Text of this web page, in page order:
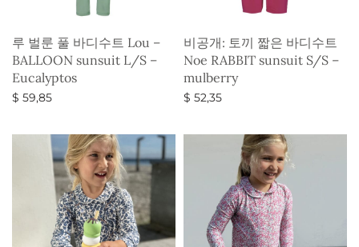
루 벌룬 풀 바디수트 Lou –
BALLOON sunsuit L/S –
Eucalyptos
$ 59,85
비공개: 토끼 짧은 바디수트
Noe RABBIT sunsuit S/S –
mulberry
$ 52,35